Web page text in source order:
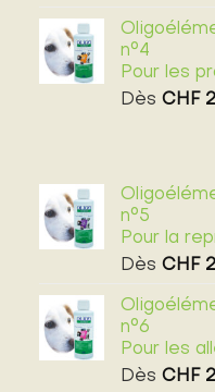
n°4
Pour les
Dès CHF
n°5
Pour la
Dès CHF
n°6
Pour les
Dès CHF